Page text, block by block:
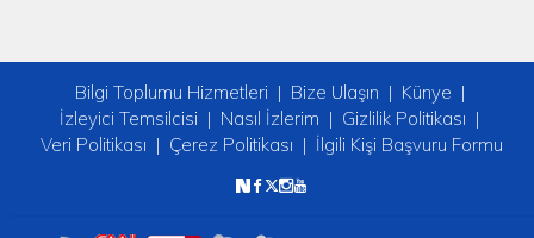
Bilgi Toplumu Hizmetleri Bize Ulaşın
Künye
İzleyici Temsilcisi
Nasıl İzlerim
Gizlilik Politikası
Veri Politikası
Çerez Politikası İlgili Kişi Başvuru Formu